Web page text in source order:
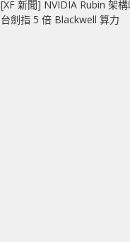
[XF 新聞] NVIDIA Rubin 架
台劍指 5 倍 Blackwell 算力